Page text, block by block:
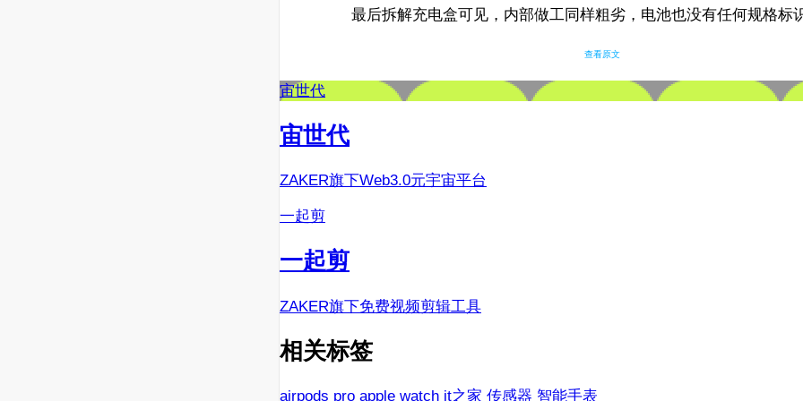
最后拆解充电盒可见，内部做工同样粗劣，电池也没有任何规格标
查看原文
宙世代
宙世代
ZAKER旗下Web3.0元宇宙平台
一起剪
一起剪
ZAKER旗下免费视频剪辑工具
相关标签
airpods pro apple watch it之家 传感器 智能手表